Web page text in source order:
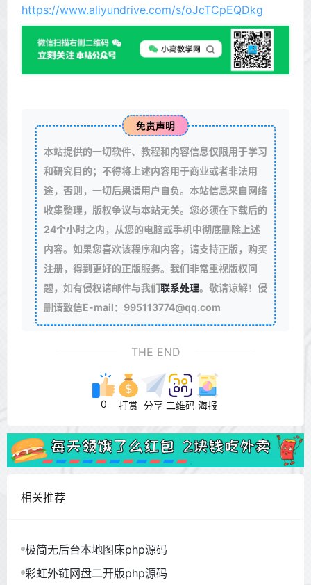
https://www.aliyundrive.com/s/oJcTCpEQDkg
免责声明
本站提供的一切软件、教程和内容信息仅限用于学习
和研究目的；不得将上述内容用于商业或者非法用
途，否则，一切后果请用户自负。本站信息来自网络
收集整理，版权争议与本站无关。您必须在下载后的
24个小时之内，从您的电脑或手机中彻底删除上述
内容。如果您喜欢该程序和内容，请支持正版，购买
注册，得到更好的正版服务。我们非常重视版权问
题，如有侵权请邮件与我们联系处理。敬请谅解！侵
删请致信E-mail：995113774@qq.com
THE END
0 打赏 分享 二维码 海报
相关推荐
极简无后台本地图床php源码
彩虹外链网盘二开版php源码